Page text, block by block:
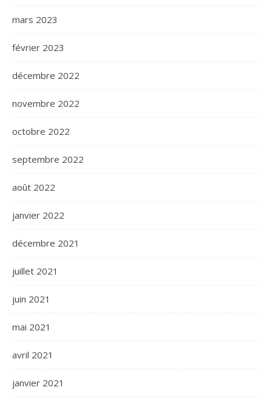
mars 2023
février 2023
décembre 2022
novembre 2022
octobre 2022
septembre 2022
août 2022
janvier 2022
décembre 2021
juillet 2021
juin 2021
mai 2021
avril 2021
janvier 2021